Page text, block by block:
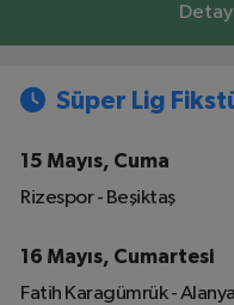
Süper Lig
15 Mayıs, Cuma
Rizespor - Beşiktaş
16 Mayıs, Cumartesi
Fatih Karagümrük -